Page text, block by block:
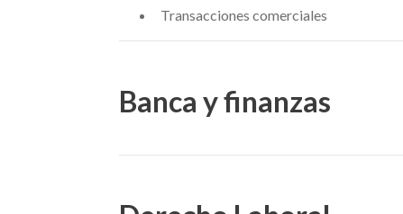
Transacciones comerciales
Banca y finanzas